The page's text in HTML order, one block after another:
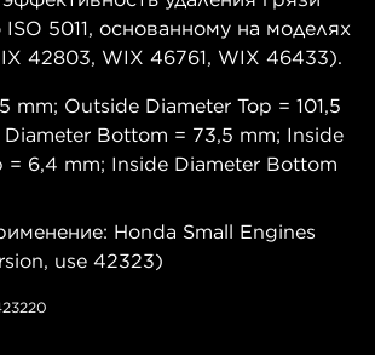
ISO 5011, основанному на моделях
42803, WIX 46761, WIX 46433).
mm; Outside Diameter Top = 101,5
Bottom = 73,5 mm; Inside
= 6,4 mm; Inside Diameter Bottom
Honda Small Engines
use 42323)